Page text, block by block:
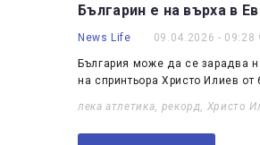
Българин е на върха в
News Life 09.04.2026 - 09:28
България може да се зарадва
на спринтьора Христо Илиев
лека атлетика, рекорд, Христо